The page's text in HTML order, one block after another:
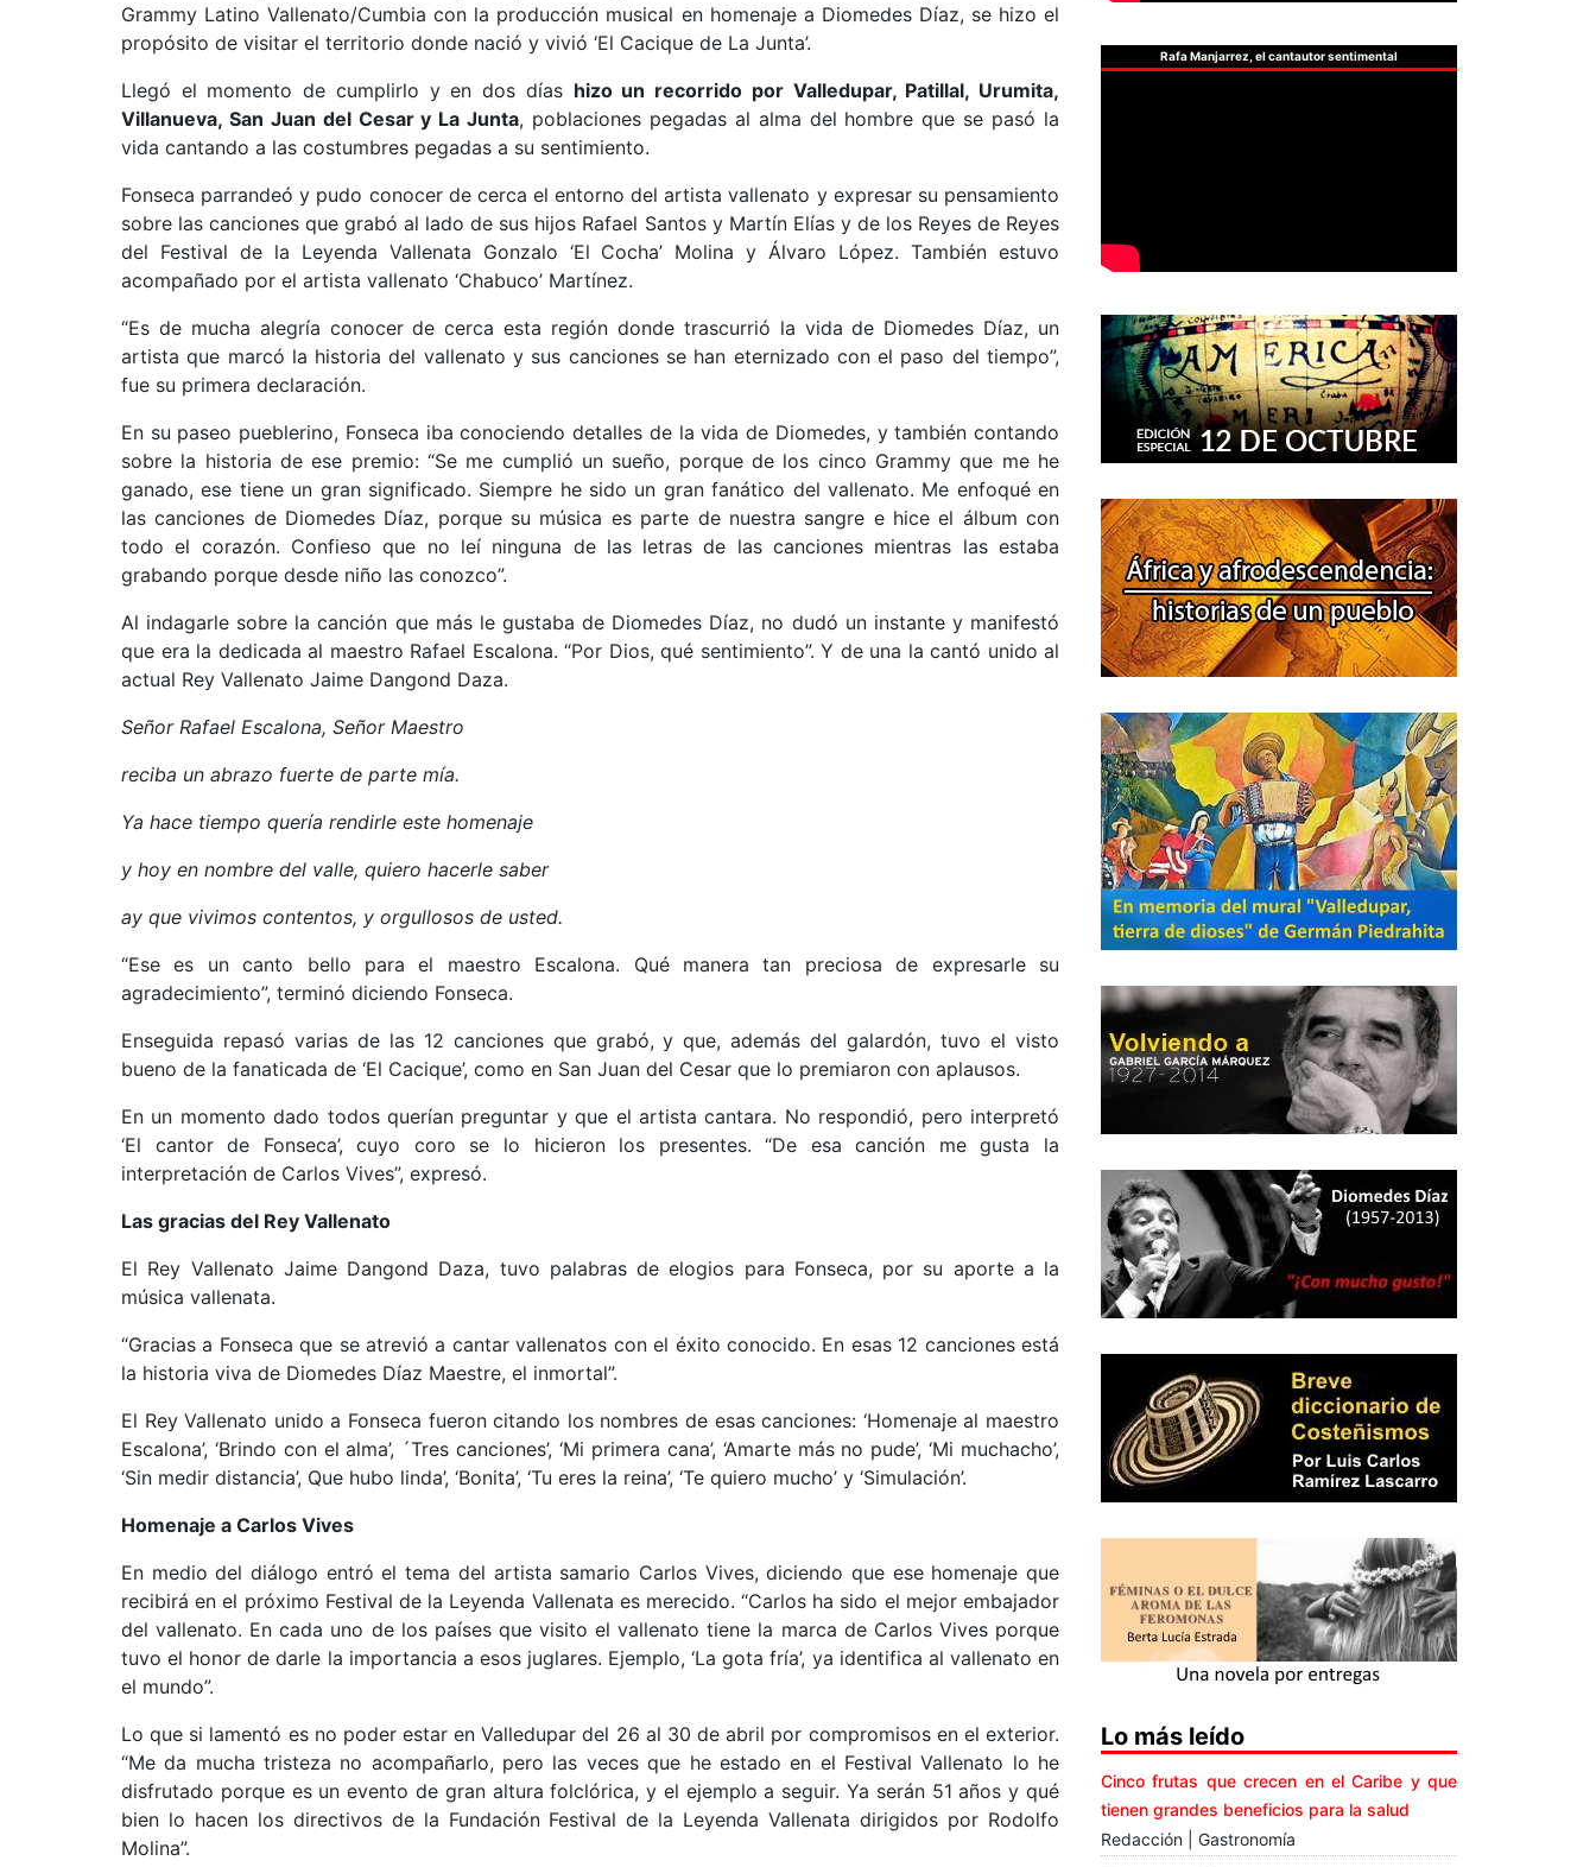
Grammy Latino Vallenato/Cumbia con la producción musical en homenaje a Diomedes Díaz, se hizo el
propósito de visitar el territorio donde nació y vivió ‘El Cacique de La Junta’.
Llegó el momento de cumplirlo y en dos días hizo un recorrido por Valledupar, Patillal, Urumita,
Villanueva, San Juan del Cesar y La Junta, poblaciones pegadas al alma del hombre que se pasó la
vida cantando a las costumbres pegadas a su sentimiento.
Fonseca parrandeó y pudo conocer de cerca el entorno del artista vallenato y expresar su pensamiento
sobre las canciones que grabó al lado de sus hijos Rafael Santos y Martín Elías y de los Reyes de Reyes
del Festival de la Leyenda Vallenata Gonzalo ‘El Cocha’ Molina y Álvaro López. También estuvo
acompañado por el artista vallenato ‘Chabuco’ Martínez.
“Es de mucha alegría conocer de cerca esta región donde trascurrió la vida de Diomedes Díaz, un
artista que marcó la historia del vallenato y sus canciones se han eternizado con el paso del tiempo”,
fue su primera declaración.
En su paseo pueblerino, Fonseca iba conociendo detalles de la vida de Diomedes, y también contando
sobre la historia de ese premio: “Se me cumplió un sueño, porque de los cinco Grammy que me he
ganado, ese tiene un gran significado. Siempre he sido un gran fanático del vallenato. Me enfoqué en
las canciones de Diomedes Díaz, porque su música es parte de nuestra sangre e hice el álbum con
todo el corazón. Confieso que no leí ninguna de las letras de las canciones mientras las estaba
grabando porque desde niño las conozco”.
Al indagarle sobre la canción que más le gustaba de Diomedes Díaz, no dudó un instante y manifestó
que era la dedicada al maestro Rafael Escalona. “Por Dios, qué sentimiento”. Y de una la cantó unido al
actual Rey Vallenato Jaime Dangond Daza.
Señor Rafael Escalona, Señor Maestro
reciba un abrazo fuerte de parte mía.
Ya hace tiempo quería rendirle este homenaje
y hoy en nombre del valle, quiero hacerle saber
ay que vivimos contentos, y orgullosos de usted.
“Ese es un canto bello para el maestro Escalona. Qué manera tan preciosa de expresarle su
agradecimiento”, terminó diciendo Fonseca.
Enseguida repasó varias de las 12 canciones que grabó, y que, además del galardón, tuvo el visto
bueno de la fanaticada de ‘El Cacique’, como en San Juan del Cesar que lo premiaron con aplausos.
En un momento dado todos querían preguntar y que el artista cantara. No respondió, pero interpretó
‘El cantor de Fonseca’, cuyo coro se lo hicieron los presentes. “De esa canción me gusta la
interpretación de Carlos Vives”, expresó.
Las gracias del Rey Vallenato
El Rey Vallenato Jaime Dangond Daza, tuvo palabras de elogios para Fonseca, por su aporte a la
música vallenata.
“Gracias a Fonseca que se atrevió a cantar vallenatos con el éxito conocido. En esas 12 canciones está
la historia viva de Diomedes Díaz Maestre, el inmortal”.
El Rey Vallenato unido a Fonseca fueron citando los nombres de esas canciones: ‘Homenaje al maestro
Escalona’, ‘Brindo con el alma’, ´Tres canciones’, ‘Mi primera cana’, ‘Amarte más no pude’, ‘Mi muchacho’,
‘Sin medir distancia’, Que hubo linda’, ‘Bonita’, ‘Tu eres la reina’, ‘Te quiero mucho’ y ‘Simulación’.
Homenaje a Carlos Vives
En medio del diálogo entró el tema del artista samario Carlos Vives, diciendo que ese homenaje que
recibirá en el próximo Festival de la Leyenda Vallenata es merecido. “Carlos ha sido el mejor embajador
del vallenato. En cada uno de los países que visito el vallenato tiene la marca de Carlos Vives porque
tuvo el honor de darle la importancia a esos juglares. Ejemplo, ‘La gota fría’, ya identifica al vallenato en
el mundo”.
Lo que si lamentó es no poder estar en Valledupar del 26 al 30 de abril por compromisos en el exterior.
“Me da mucha tristeza no acompañarlo, pero las veces que he estado en el Festival Vallenato lo he
disfrutado porque es un evento de gran altura folclórica, y el ejemplo a seguir. Ya serán 51 años y qué
bien lo hacen los directivos de la Fundación Festival de la Leyenda Vallenata dirigidos por Rodolfo
Molina”.
Rafa Manjarrez, el cantautor sentimental
Lo más leído
Cinco frutas que crecen en el Caribe y que
tienen grandes beneficios para la salud
Redacción | Gastronomía